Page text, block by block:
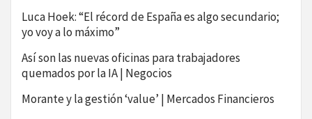
Luca Hoek: “El récord de España es algo secundario;
yo voy a lo máximo”
Así son las nuevas oficinas para trabajadores
quemados por la IA | Negocios
Morante y la gestión ‘value’ | Mercados Financieros